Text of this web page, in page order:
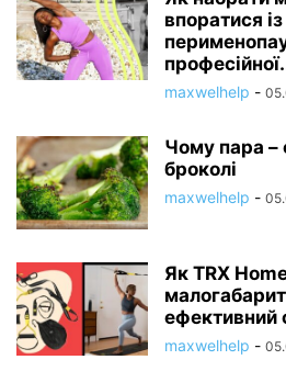
впоратися
maxwelhelp -
Чому пара –
броколі
maxwelhelp -
Як TRX
ефективний
maxwelhelp -